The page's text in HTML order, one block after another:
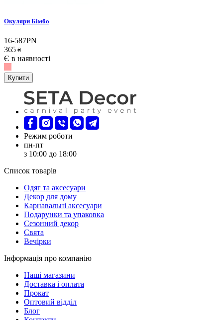
Окуляри Бімбо
16-587PN
365 ₴
Є в наявності
Купити
Режим роботи
пн-пт
з 10:00 до 18:00
Список товарів
Oдяг та аксесуари
Декор для дому
Карнавальні аксесуари
Подарунки та упаковка
Сезонний декор
Свята
Вечірки
Інформація про компанію
Наші магазини
Доставка і оплата
Прокат
Оптовий відділ
Блог